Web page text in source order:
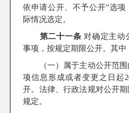
依申请公开、不予公开”选
际情况选定。
第二十一条 对确定主动
事项，按规定期限公开。其中
（一）属于主动公开范围
项信息形成或者变更之日起
开。法律、行政法规对公开
规定。